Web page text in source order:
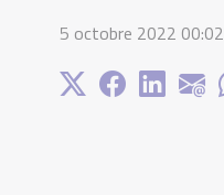
5 octobre 2022 00:02